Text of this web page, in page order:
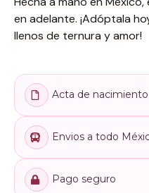
en adelante. ¡Adóptala
llenos de ternura y amor!
Acta de
Envios a todo
Pago seguro